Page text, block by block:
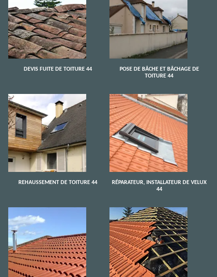
DEVIS FUITE DE TOITURE 44
POSE DE BÂCHE ET BÂCHAGE DE
TOITURE 44
REHAUSSEMENT DE TOITURE 44
RÉPARATEUR, INSTALLATEUR DE VELUX
44